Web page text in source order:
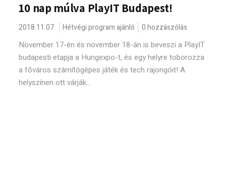
10 nap múlva PlayIT Budapest!
2018.11.07. Hétvégi program ajánló 0 hozzászólás
November 17-én és november 18-án is beveszi a PlayIT
budapesti etapja a Hungexpo-t, és egy helyre toborozza
a főváros számítógépes játék és tech rajongóit! A
helyszínen ott várják...